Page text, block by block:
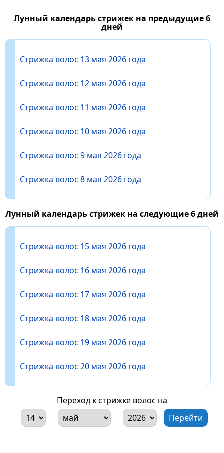
Лунный календарь стрижек на предыдущие 6
дней
Стрижка волос 13 мая 2026 года
Стрижка волос 12 мая 2026 года
Стрижка волос 11 мая 2026 года
Стрижка волос 10 мая 2026 года
Стрижка волос 9 мая 2026 года
Стрижка волос 8 мая 2026 года
Лунный календарь стрижек на следующие 6 дней
Стрижка волос 15 мая 2026 года
Стрижка волос 16 мая 2026 года
Стрижка волос 17 мая 2026 года
Стрижка волос 18 мая 2026 года
Стрижка волос 19 мая 2026 года
Стрижка волос 20 мая 2026 года
Переход к стрижке волос на